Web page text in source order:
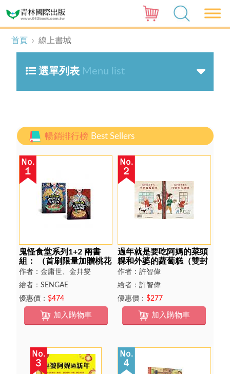
首頁 › 線上書城
選單列表 Menu list
暢銷排行榜 Best Sellers
鬼怪食堂系列1+2 兩書
組： （首刷限量加贈桃花
娘互動透卡與韓式食堂優
惠券）（贈品數量有限，
送完為止！）
作者：金庸世、金幷燮
繪者：SENGAE
優惠價：$474
加入購物車
過年就是要吃阿媽的菜頭
粿和外婆的蘿蔔糕（雙封
面雙線故事）
作者：許智偉
繪者：許智偉
優惠價： $277
加入購物車